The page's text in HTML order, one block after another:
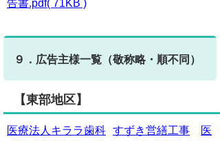
告書.pdf( 71KB )
９．広告主様一覧（敬称略・順不同）
【東部地区】
医療法人キララ歯科 すずき営繕工事
医